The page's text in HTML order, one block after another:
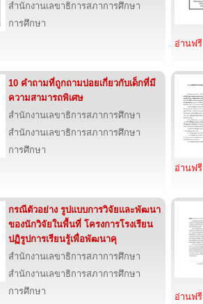
สำนักงานเลขาธิการสภาการศึกษา
การศึกษา
อ่านฟรี
10 คำถามที่ถูกถามบ่อยเกี่ยวกับเด็กที่มี
ความสามารถพิเศษ
สำนักงานเลขาธิการสภาการศึกษา
สำนักงานเลขาธิการสภาการศึกษา
การศึกษา
อ่านฟรี
กรณีตัวอย่าง รูปแบบการวิจัยและพัฒนา
ของนักวิจัยในพื้นที่ โครงการโรงเรียน
ปฏิรูปการเรียนรู้เพื่อพัฒนาคุ
สำนักงานเลขาธิการสภาการศึกษา
สำนักงานเลขาธิการสภาการศึกษา
การศึกษา
อ่านฟรี